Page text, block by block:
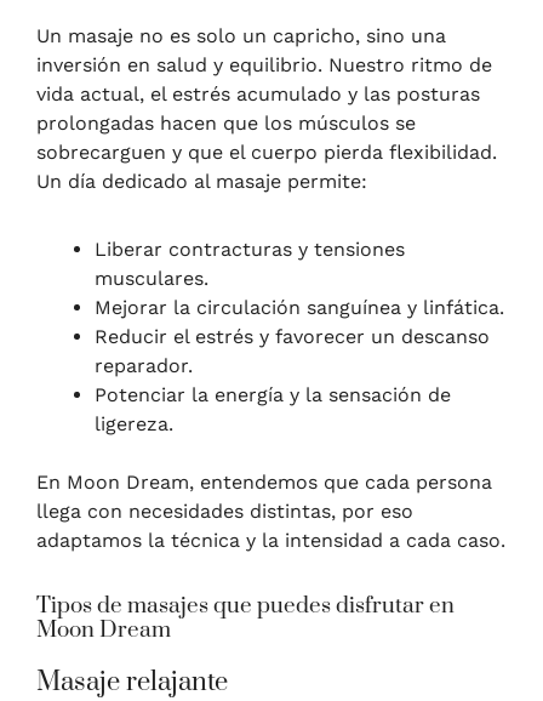
Un masaje no es solo un capricho, sino una
inversión en salud y equilibrio. Nuestro ritmo de
vida actual, el estrés acumulado y las posturas
prolongadas hacen que los músculos se
sobrecarguen y que el cuerpo pierda flexibilidad.
Un día dedicado al masaje permite:
Liberar contracturas y tensiones
musculares.
Mejorar la circulación sanguínea y linfática.
Reducir el estrés y favorecer un descanso
reparador.
Potenciar la energía y la sensación de
ligereza.
En Moon Dream, entendemos que cada persona
llega con necesidades distintas, por eso
adaptamos la técnica y la intensidad a cada caso.
Tipos de masajes que puedes disfrutar en
Moon Dream
Masaje relajante